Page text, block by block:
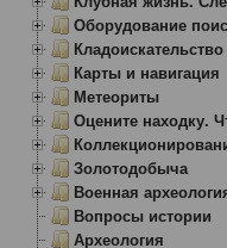
Оборудование
Кладоискательство
Карты и навигация
Метеориты
Оцените находку.
Золотодобыча
Военная
Вопросы истории
Археология